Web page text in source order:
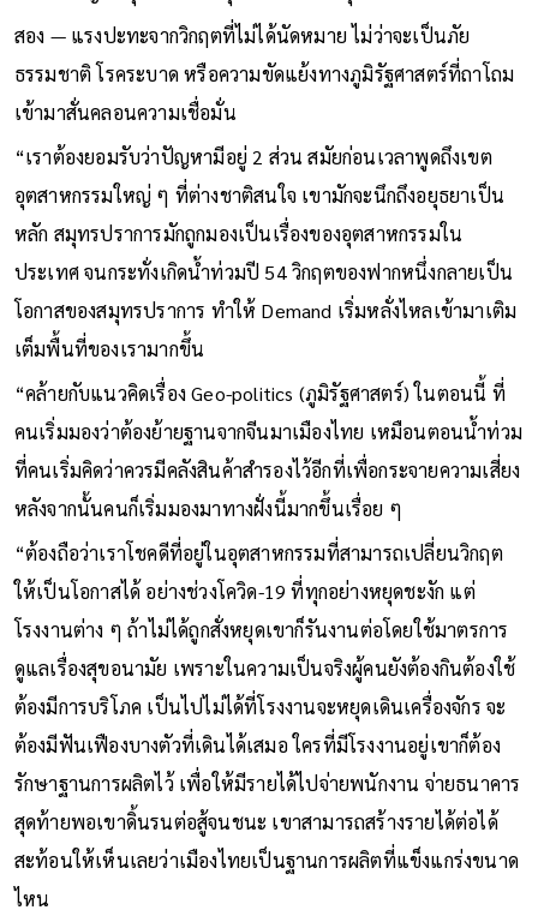
ที่ส่วนใหญ่มักพุ่งเป้าไปที่อยุธยา หรือนิคมอุตสาหกรรมเป็นหลัก
สอง — แรงปะทะจากวิกฤตที่ไม่ได้นัดหมาย ไม่ว่าจะเป็นภัย
ธรรมชาติ โรคระบาด หรือความขัดแย้งทางภูมิรัฐศาสตร์ที่ถาโถม
เข้ามาสั่นคลอนความเชื่อมั่น
“เราต้องยอมรับว่าปัญหามีอยู่ 2 ส่วน สมัยก่อนเวลาพูดถึงเขต
อุตสาหกรรมใหญ่ ๆ ที่ต่างชาติสนใจ เขามักจะนึกถึงอยุธยาเป็น
หลัก สมุทรปราการมักถูกมองเป็นเรื่องของอุตสาหกรรมใน
ประเทศ จนกระทั่งเกิดน้ำท่วมปี 54 วิกฤตของฟากหนึ่งกลายเป็น
โอกาสของสมุทรปราการ ทำให้ Demand เริ่มหลั่งไหลเข้ามาเติม
เต็มพื้นที่ของเรามากขึ้น
“คล้ายกับแนวคิดเรื่อง Geo-politics (ภูมิรัฐศาสตร์) ในตอนนี้ ที่
คนเริ่มมองว่าต้องย้ายฐานจากจีนมาเมืองไทย เหมือนตอนน้ำท่วม
ที่คนเริ่มคิดว่าควรมีคลังสินค้าสำรองไว้อีกที่เพื่อกระจายความเสี่ยง
หลังจากนั้นคนก็เริ่มมองมาทางฝั่งนี้มากขึ้นเรื่อย ๆ
“ต้องถือว่าเราโชคดีที่อยู่ในอุตสาหกรรมที่สามารถเปลี่ยนวิกฤต
ให้เป็นโอกาสได้ อย่างช่วงโควิด-19 ที่ทุกอย่างหยุดชะงัก แต่
โรงงานต่าง ๆ ถ้าไม่ได้ถูกสั่งหยุดเขาก็รันงานต่อโดยใช้มาตรการ
ดูแลเรื่องสุขอนามัย เพราะในความเป็นจริงผู้คนยังต้องกินต้องใช้
ต้องมีการบริโภค เป็นไปไม่ได้ที่โรงงานจะหยุดเดินเครื่องจักร จะ
ต้องมีฟันเฟืองบางตัวที่เดินได้เสมอ ใครที่มีโรงงานอยู่เขาก็ต้อง
รักษาฐานการผลิตไว้ เพื่อให้มีรายได้ไปจ่ายพนักงาน จ่ายธนาคาร
สุดท้ายพอเขาดิ้นรนต่อสู้จนชนะ เขาสามารถสร้างรายได้ต่อได้
สะท้อนให้เห็นเลยว่าเมืองไทยเป็นฐานการผลิตที่แข็งแกร่งขนาด